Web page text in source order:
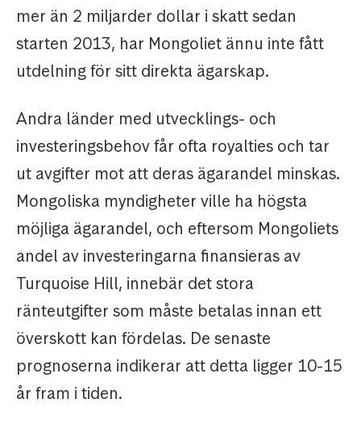
mer än 2 miljarder dollar i skatt sedan
starten 2013, har Mongoliet ännu inte fått
utdelning för sitt direkta ägarskap.
Andra länder med utvecklings- och
investeringsbehov får ofta royalties och tar
ut avgifter mot att deras ägarandel minskas.
Mongoliska myndigheter ville ha högsta
möjliga ägarandel, och eftersom Mongoliets
andel av investeringarna finansieras av
Turquoise Hill, innebär det stora
ränteutgifter som måste betalas innan ett
överskott kan fördelas. De senaste
prognoserna indikerar att detta ligger 10-15
år fram i tiden.